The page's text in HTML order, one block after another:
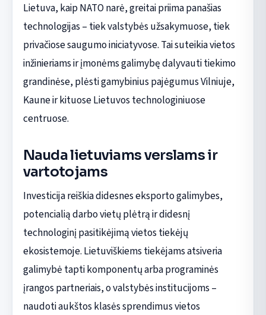
Lietuva, kaip NATO narė, greitai priima panašias
technologijas – tiek valstybės užsakymuose, tiek
privačiose saugumo iniciatyvose. Tai suteikia vietos
inžinieriams ir įmonėms galimybę dalyvauti tiekimo
grandinėse, plėsti gamybinius pajėgumus Vilniuje,
Kaune ir kituose Lietuvos technologiniuose
centruose.
Nauda lietuviams verslams ir
vartotojams
Investicija reiškia didesnes eksporto galimybes,
potencialią darbo vietų plėtrą ir didesnį
technologinį pasitikėjimą vietos tiekėjų
ekosistemoje. Lietuviškiems tiekėjams atsiveria
galimybė tapti komponentų arba programinės
įrangos partneriais, o valstybės institucijoms –
naudoti aukštos klasės sprendimus vietos